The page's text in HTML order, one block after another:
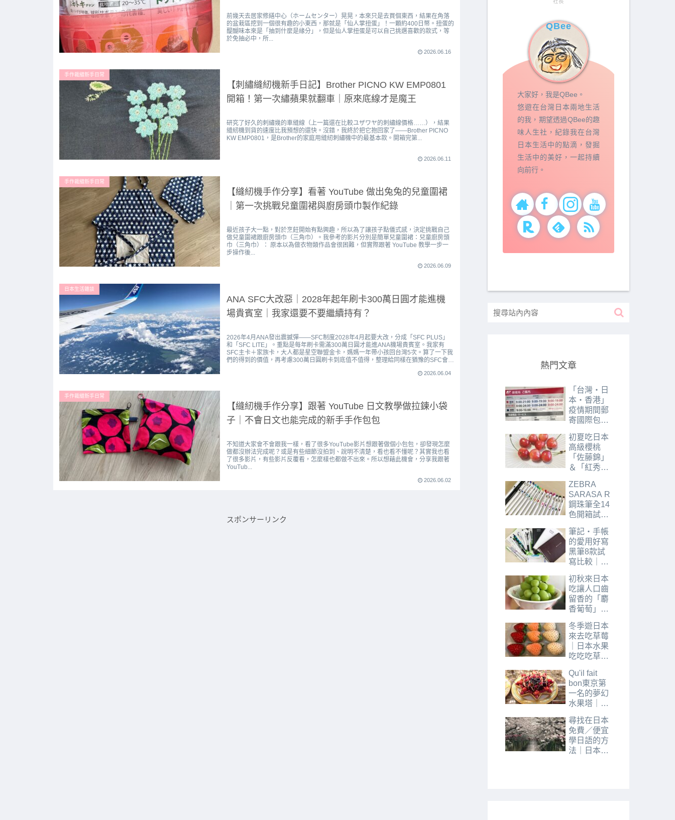
前幾天去居家修繕中心（ホームセンター）晃晃，本來只是去買個東西，結果在角落
的盆栽區挖到一個很有趣的小東西，那就是「仙人掌扭蛋」！一顆約400日幣。扭蛋的
醍醐味本來是「抽到什麼是緣分」，但是仙人掌扭蛋是可以自己挑選喜歡的款式，等
於免抽必中，所...
2026.06.16
手作裁縫新手日常
【刺繡縫紉機新手日記】Brother PICNO KW EMP0801
開箱！第一次繡蘋果就翻車｜原來底線才是魔王
研究了好久的刺繡幾的車縫線（上一篇還在比較ユザワヤ的刺繡線價格……），結果
縫紉機到貨的速度比我預想的還快。沒錯，我終於把它抱回家了——Brother PICNO
KW EMP0801，是Brother的家庭用縫紉刺繡機中的最基本款。開箱完第...
2026.06.11
手作裁縫新手日常
【縫紉機手作分享】看著 YouTube 做出兔兔的兒童圍裙
｜第一次挑戰兒童圍裙與廚房頭巾製作紀錄
最近孩子大一點，對於烹飪開始有點興趣，所以為了讓孩子點儀式感，決定挑戰自己
做兒童圍裙跟廚房頭巾（三角巾）。我參考的影片分別是簡單兒童圍裙：兒童廚房頭
巾（三角巾）： 原本以為做衣物類作品會很困難，但實際跟著 YouTube 教學一步一
步操作後...
2026.06.09
日本生活雜談
ANA SFC大改惡｜2028年起年刷卡300萬日圓才能進機
場貴賓室｜我家還要不要繼續持有？
2026年4月ANA發出震撼彈——SFC制度2028年4月起要大改，分成「SFC PLUS」
和「SFC LITE」。重點是每年刷卡需滿300萬日圓才能進ANA機場貴賓室。我家有
SFC主卡＋家族卡，大人都是星空聯盟金卡，媽媽一年帶小孩回台灣5次。算了一下我
們的得到的價值，再考慮300萬日圓刷卡到底值不值得，整理給同樣在猶豫的SFC會
2026.06.04
手作裁縫新手日常
【縫紉機手作分享】跟著 YouTube 日文教學做拉鍊小袋
子｜不會日文也能完成的新手手作包包
不知道大家會不會跟我一樣，看了很多YouTube影片想跟著做個小包包，卻發現怎麼
做都沒辦法完成呢？或是有些細節沒拍到、說明不清楚，看也看不懂呢？其實我也看
了很多影片，有些影片反覆看，怎麼樣也都做不出來。所以想藉此機會，分享我跟著
YouTub...
2026.06.02
スポンサーリンク
QBee
大家好，我是QBee。
悠遊在台灣日本兩地生活
的我，期望透過QBee的趣
味人生社，紀錄我在台灣
日本生活中的點滴，發掘
生活中的美好，一起持續
向前行。
熱門文章
「台灣・日
本・香港」
疫情期間郵
寄國際包裹
享｜2020年
2021年
2022年
初夏吃日本
高級櫻桃
「佐藤錦」
＆「紅秀
水果吃吃吃
櫻桃篇
ZEBRA
SARASA R
鋼珠筆全14
色開箱試色
文具「筆
具」篇
筆記・手帳
的愛用好寫
黑筆8款試
寫比較｜日
「筆具」篇
初秋來日本
吃讓人口齒
留香的「麝
香葡萄」｜
吃吃葡萄篇
冬季遊日本
來去吃草莓
｜日本水果
吃吃吃草莓
Qu'il fait
bon東京第
一名的夢幻
水果塔｜
塔下午茶推
薦
尋找在日本
免費／便宜
學日語的方
法｜日本社